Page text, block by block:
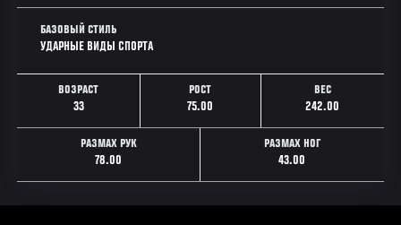
БАЗОВЫЙ СТИЛЬ
УДАРНЫЕ ВИДЫ СПОРТА
ВОЗРАСТ
33
РОСТ
75.00
ВЕС
242.00
РАЗМАХ РУК
78.00
РАЗМАХ НОГ
43.00